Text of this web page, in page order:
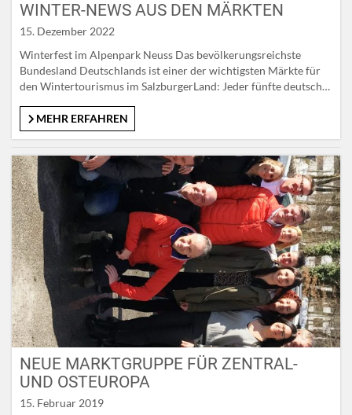
WINTER-NEWS AUS DEN MÄRKTEN
15. Dezember 2022
Winterfest im Alpenpark Neuss Das bevölkerungsreichste
Bundesland Deutschlands ist einer der wichtigsten Märkte für
den Wintertourismus im SalzburgerLand: Jeder fünfte deutsche
Monaten wurde die seit 20 Jahren erfolgreiche Kooperation mit
dem Alpenpark Neuss um weitere fünf Jahre verlängert – auch
„Nachwuchsschmiede“ gilt….
MEHR ERFAHREN
NEUE MARKTGRUPPE FÜR ZENTRAL-
UND OSTEUROPA
15. Februar 2019